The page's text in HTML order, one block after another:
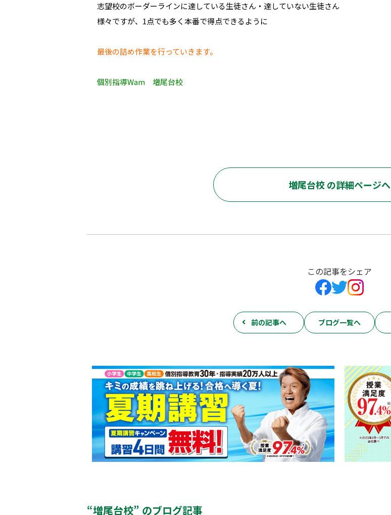
志望校のボーダーラインに達している生徒さん・達していない生徒さん
様々ですが、1点でも多く本番で得点できるように
最後の詰め作業を行っていきます。
個別指導Wam 増尾台校
増尾台校 の詳細ページへ
この記事をシェア
前の記事へ ブログ一覧へ
“増尾台校” のブログ記事